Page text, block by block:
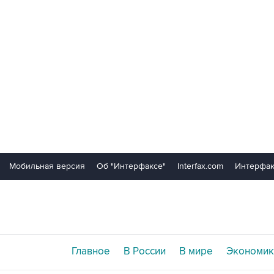
Мобильная версия Об "Интерфаксе" Interfax.com
Главное В России В мире